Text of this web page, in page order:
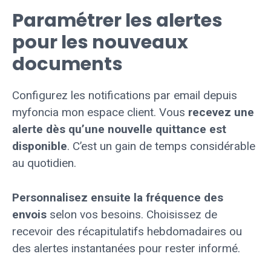
Paramétrer les alertes
pour les nouveaux
documents
Configurez les notifications par email depuis
myfoncia mon espace client. Vous recevez une
alerte dès qu’une nouvelle quittance est
disponible. C’est un gain de temps considérable
au quotidien.
Personnalisez ensuite la fréquence des
envois selon vos besoins. Choisissez de
recevoir des récapitulatifs hebdomadaires ou
des alertes instantanées pour rester informé.